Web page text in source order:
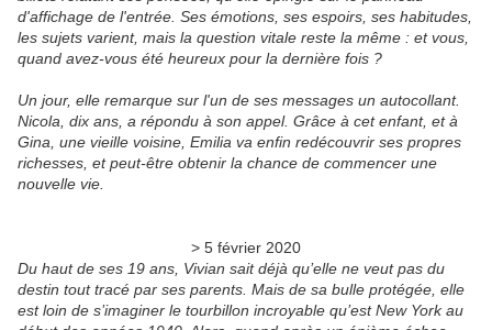
d'affichage de l'entrée. Ses émotions, ses espoirs, ses habitudes,
les sujets varient, mais la question vitale reste la même : et vous,
quand avez-vous été heureux pour la dernière fois ?
Un jour, elle remarque sur l'un de ses messages un autocollant.
Nicola, dix ans, a répondu à son appel. Grâce à cet enfant, et à
Gina, une vieille voisine, Emilia va enfin redécouvrir ses propres
richesses, et peut-être obtenir la chance de commencer une
nouvelle vie.
> 5 février 2020
Du haut de ses 19 ans, Vivian sait déjà qu’elle ne veut pas du
destin tout tracé par ses parents. Mais de sa bulle protégée, elle
est loin de s’imaginer le tourbillon incroyable qu’est New York au